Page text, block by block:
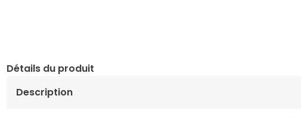
Détails du produit
Description